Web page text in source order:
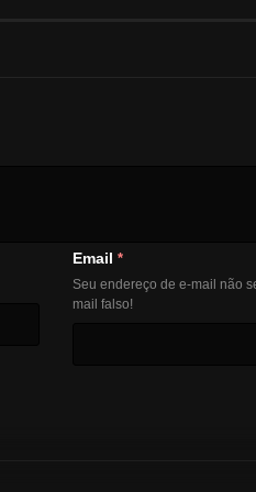
Email *
Seu endereço de e-mail não
mail falso!